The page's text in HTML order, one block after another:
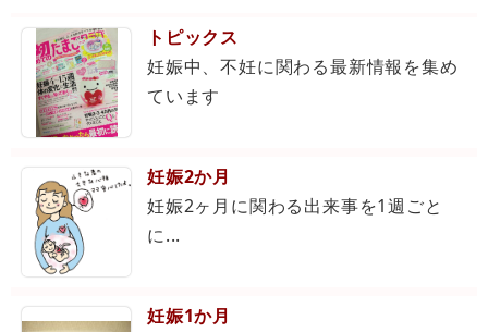
トピックス
妊娠中、不妊に関わる最新情報を集め
ています
妊娠2か月
妊娠2ヶ月に関わる出来事を1週ごと
に...
妊娠1か月